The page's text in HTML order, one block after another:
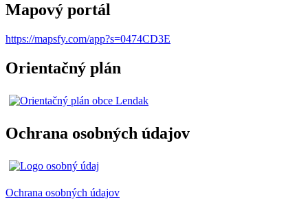
Mapový portál
https://mapsfy.com/app?s=0474CD3E
Orientačný plán
Ochrana osobných údajov
Ochrana osobných údajov